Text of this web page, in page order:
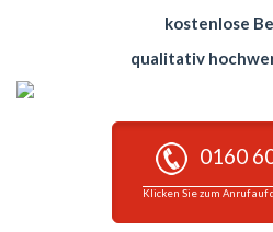
kostenlose
qualitativ
0160
Klicken Sie zum Anruf